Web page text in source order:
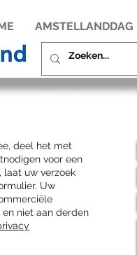
AMSTELLANDDAG
deel het met
voor een
laat uw verzoek
Uw
niet aan derden